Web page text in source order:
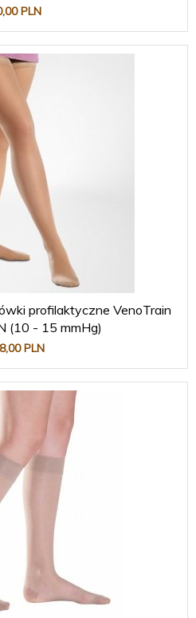
00 PLN
profilaktyczne VenoTrain
(10 - 15 mmHg)
00 PLN